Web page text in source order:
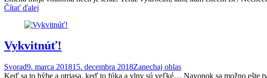
Čítať ďalej
Vykvitnúť!
Svorad9. marca 201815. decembra 2018Zanechaj ohlas
Keď sa to hýbe a otri­asa, keď to fúka a vlny sú veľké… Navonok sa možno ešte